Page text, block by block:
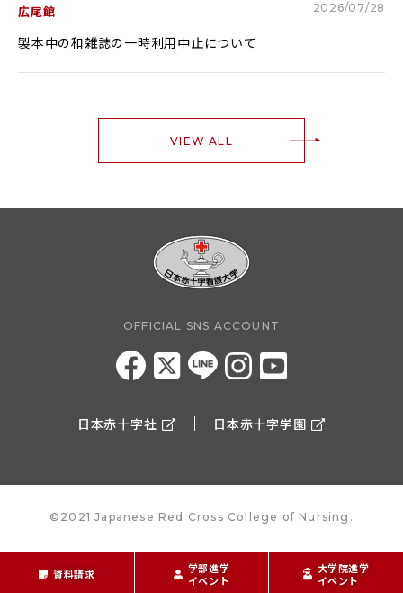
OFFICIAL SNS ACCOUNT
広尾館 2026/07/28
製本中の和雑誌の一時利用中止について
VIEW ALL
OFFICIAL SNS ACCOUNT
日本赤十字社 日本赤十字学園
©2021 Japanese Red Cross College of Nursing.
資料請求
学部進学
イベント
大学院進学
イベント